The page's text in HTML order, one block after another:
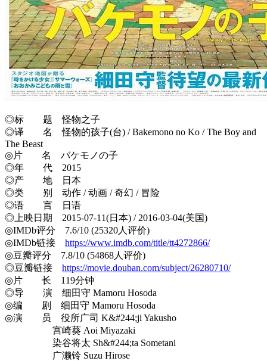
◎标 题 怪物之子
◎译 名 怪物的孩子(台) / Bakemono no Ko / The Boy and
The Beast
◎片 名 バケモノの子
◎年 代 2015
◎产 地 日本
◎类 别 动作 / 动画 / 奇幻 / 冒险
◎语 言 日语
◎上映日期 2015-07-11(日本) / 2016-03-04(美国)
◎IMDb评分 7.6/10 (25320人评价)
◎IMDb链接 https://www.imdb.com/title/tt4272866/
◎豆瓣评分 7.8/10 (54868人评价)
◎豆瓣链接 https://movie.douban.com/subject/26280710/
◎片 长 119分钟
◎导 演 细田守 Mamoru Hosoda
◎编 剧 细田守 Mamoru Hosoda
◎演 员 役所广司 K&#244;ji Yakusho
宫崎葵 Aoi Miyazaki
染谷将太 Sh&#244;ta Sometani
广濑铃 Suzu Hirose